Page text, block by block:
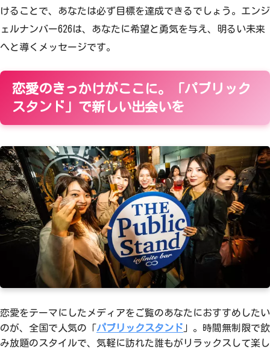
けることで、あなたは必ず目標を達成できるでしょう。エンジ
ェルナンバー626は、あなたに希望と勇気を与え、明るい未来
へと導くメッセージです。
恋愛のきっかけがここに。「パブリック
スタンド」で新しい出会いを
恋愛をテーマにしたメディアをご覧のあなたにおすすめしたい
のが、全国で人気の「パブリックスタンド 」。時間無制限で飲
み放題のスタイルで、気軽に訪れた誰もがリラックスして楽し